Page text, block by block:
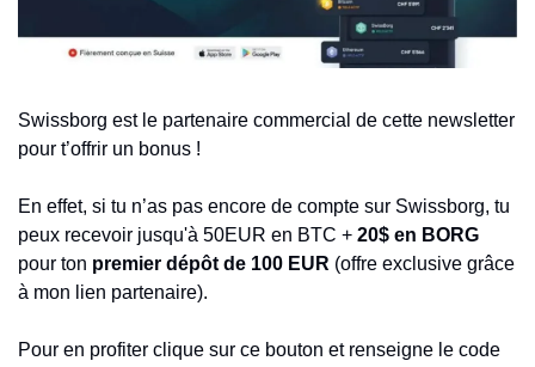
Swissborg est le partenaire commercial de cette newsletter
pour t’offrir un bonus !
En effet, si tu n’as pas encore de compte sur Swissborg, tu
peux recevoir jusqu'à 50EUR en BTC + 20$ en BORG
pour ton premier dépôt de 100 EUR (offre exclusive grâce
à mon lien partenaire).
Pour en profiter clique sur ce bouton et renseigne le code